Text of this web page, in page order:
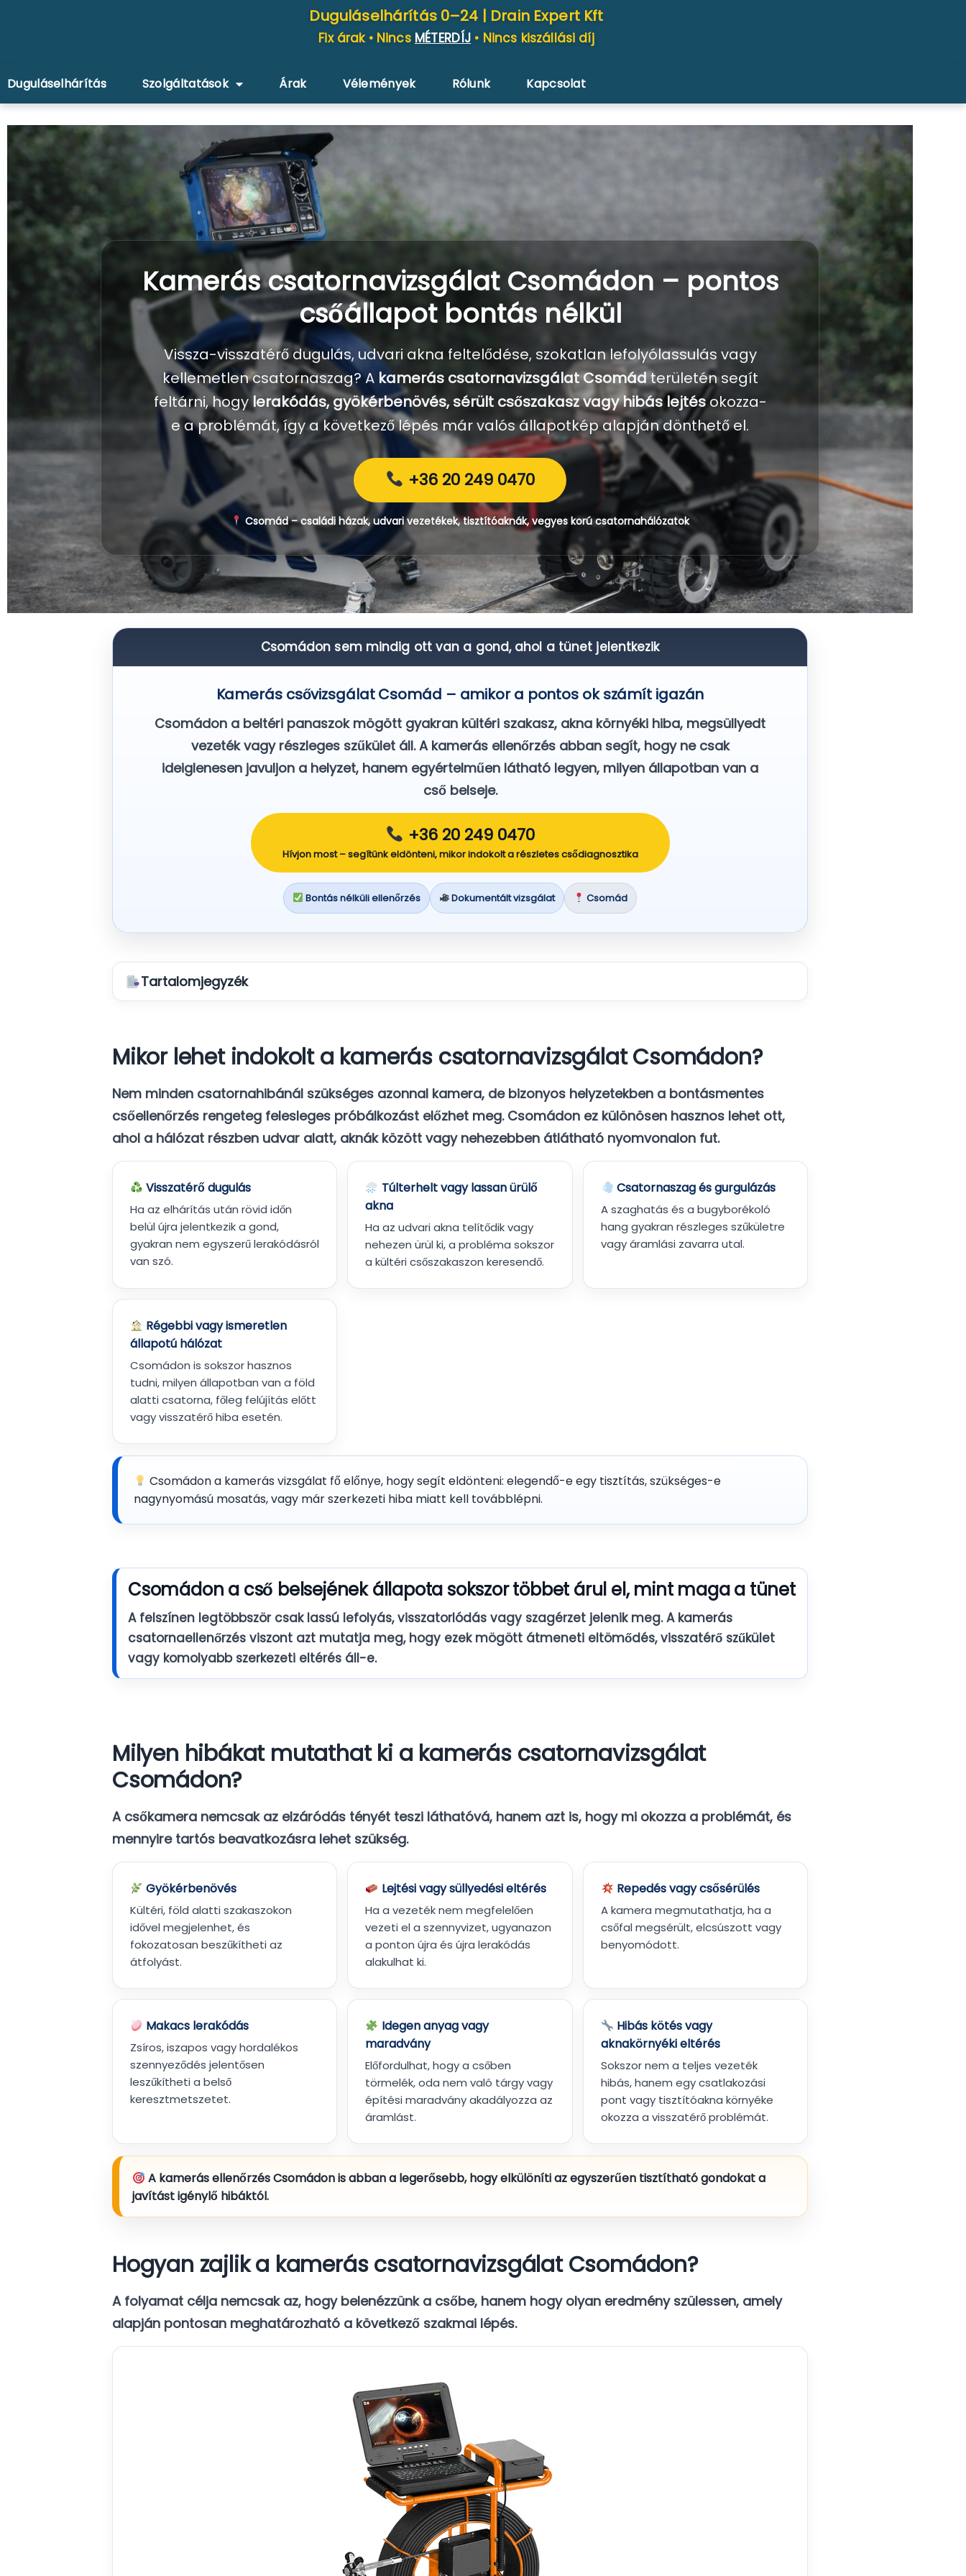
Duguláselhárítás 0–24 | Drain Expert Kft
Fix árak • Nincs MÉTERDÍJ • Nincs kiszállási díj
Duguláselhárítás Szolgáltatások Árak Vélemények Rólunk Kapcsolat
Kamerás csatornavizsgálat Csomádon – pontos
csőállapot bontás nélkül
Vissza-visszatérő dugulás, udvari akna feltelődése, szokatlan lefolyólassulás vagy
kellemetlen csatornaszag? A kamerás csatornavizsgálat Csomádterületén segít
feltárni, hogylerakódás, gyökérbenövés, sérült csőszakasz vagy hibás lejtésokozza-
e a problémát, így a következő lépés már valós állapotkép alapján dönthető el.
+36 20 249 0470
Csomád – családi házak, udvari vezetékek, tisztítóaknák, vegyes korú csatornahálózatok
Csomádon sem mindig ott van a gond, ahol a tünet jelentkezik
Kamerás csővizsgálat Csomád – amikor a pontos ok számít igazán
Csomádon a beltéri panaszok mögött gyakran kültéri szakasz, akna környéki hiba, megsüllyedt
vezeték vagy részleges szűkület áll. A kamerás ellenőrzés abban segít, hogy ne csak
ideiglenesen javuljon a helyzet, hanem egyértelműen látható legyen, milyen állapotban van a
cső belseje.
+36 20 249 0470
Hívjon most – segítünk eldönteni, mikor indokolt a részletes csődiagnosztika
Bontás nélküli ellenőrzés Dokumentált vizsgálat Csomád
Tartalomjegyzék
Mikor lehet indokolt a kamerás csatornavizsgálat Csomádon?
Nem minden csatornahibánál szükséges azonnal kamera, de bizonyos helyzetekben a bontásmentes
csőellenőrzés rengeteg felesleges próbálkozást előzhet meg. Csomádon ez különösen hasznos lehet ott,
ahol a hálózat részben udvar alatt, aknák között vagy nehezebben átlátható nyomvonalon fut.
Visszatérő dugulás
Ha az elhárítás után rövid időn
belül újra jelentkezik a gond,
gyakran nem egyszerű lerakódásról
van szó.
Túlterhelt vagy lassan ürülő
akna
Ha az udvari akna telítődik vagy
nehezen ürül ki, a probléma sokszor
a kültéri csőszakaszon keresendő.
Csatornaszag és gurgulázás
A szaghatás és a bugyborékoló
hang gyakran részleges szűkületre
vagy áramlási zavarra utal.
Régebbi vagy ismeretlen
állapotú hálózat
Csomádon is sokszor hasznos
tudni, milyen állapotban van a föld
alatti csatorna, főleg felújítás előtt
vagy visszatérő hiba esetén.
Csomádon a kamerás vizsgálat fő előnye, hogy segít eldönteni: elegendő-e egy tisztítás, szükséges-e
nagynyomású mosatás, vagy már szerkezeti hiba miatt kell továbblépni.
Csomádon a cső belsejének állapota sokszor többet árul el, mint maga a tünet
A felszínen legtöbbször csak lassú lefolyás, visszatorlódás vagy szagérzet jelenik meg. A kamerás
csatornaellenőrzés viszont azt mutatja meg, hogy ezek mögött átmeneti eltömődés, visszatérő szűkület
vagy komolyabb szerkezeti eltérés áll-e.
Milyen hibákat mutathat ki a kamerás csatornavizsgálat
Csomádon?
A csőkamera nemcsak az elzáródás tényét teszi láthatóvá, hanem azt is, hogy mi okozza a problémát, és
mennyire tartós beavatkozásra lehet szükség.
Gyökérbenövés
Kültéri, föld alatti szakaszokon
idővel megjelenhet, és
fokozatosan beszűkítheti az
átfolyást.
Lejtési vagy süllyedési eltérés
Ha a vezeték nem megfelelően
vezeti el a szennyvizet, ugyanazon
a ponton újra és újra lerakódás
alakulhat ki.
Repedés vagy csősérülés
A kamera megmutathatja, ha a
csőfal megsérült, elcsúszott vagy
benyomódott.
Makacs lerakódás
Zsíros, iszapos vagy hordalékos
szennyeződés jelentősen
leszűkítheti a belső
keresztmetszetet.
Idegen anyag vagy
maradvány
Előfordulhat, hogy a csőben
törmelék, oda nem való tárgy vagy
építési maradvány akadályozza az
áramlást.
Hibás kötés vagy
aknakörnyéki eltérés
Sokszor nem a teljes vezeték
hibás, hanem egy csatlakozási
pont vagy tisztítóakna környéke
okozza a visszatérő problémát.
A kamerás ellenőrzés Csomádon is abban a legerősebb, hogy elkülöníti az egyszerűen tisztítható gondokat a
javítást igénylő hibáktól.
Hogyan zajlik a kamerás csatornavizsgálat Csomádon?
A folyamat célja nemcsak az, hogy belenézzünk a csőbe, hanem hogy olyan eredmény szülessen, amely
alapján pontosan meghatározható a következő szakmai lépés.